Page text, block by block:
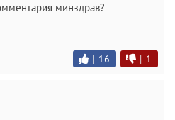
минздрав?
| 16 | 1